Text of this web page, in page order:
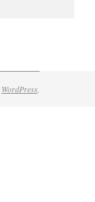
WordPress